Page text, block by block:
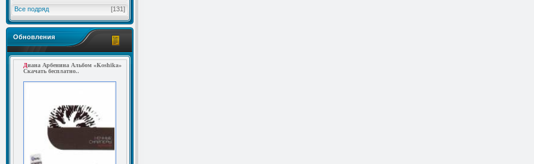
Все подряд [131]
Обновления
Диана Арбенина Альбом «Koshika»
Скачать бесплатно..